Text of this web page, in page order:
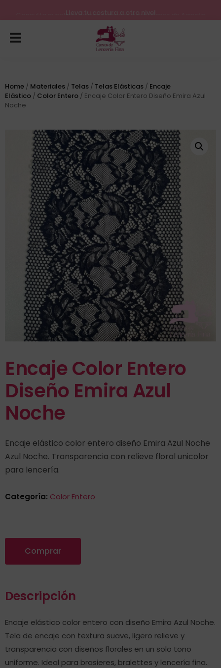
Consulta nuestros próximos inicios para el mes de Agosto
Home / Materiales / Telas / Telas Elásticas / Encaje
Elástico / Color Entero / Encaje Color Entero Diseño Emira Azul
Noche
Encaje Color Entero
Diseño Emira Azul
Noche
Encaje elástico color entero diseño Emira Azul Noche
Azul Noche. Transparencia con relieve floral unicolor
para lencería.
Categoría: Color Entero
Comprar
Descripción
Encaje elástico color entero con diseño Emira Azul Noche.
Tela de encaje con textura suave, ligero relieve y
transparencia con diseños florales en un solo tono
uniforme. Ideal para brasieres, bralettes y lencería fina.